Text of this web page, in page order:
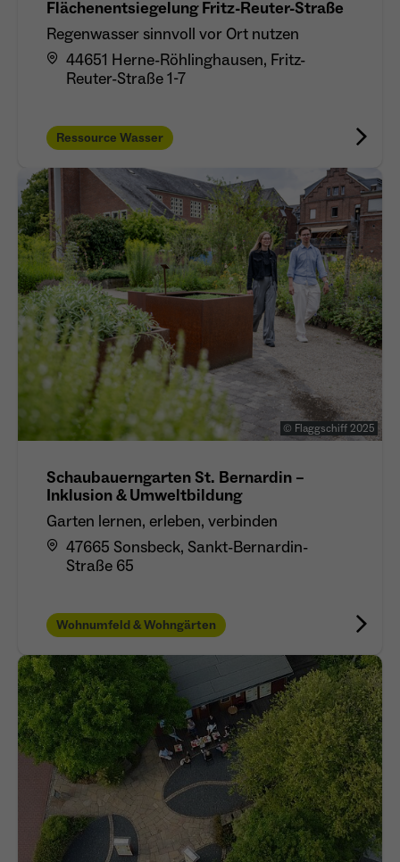
Flächenentsiegelung Fritz-Reuter-Straße
Regenwasser sinnvoll vor Ort nutzen
44651 Herne-Röhlinghausen, Fritz-
Reuter-Straße 1-7
Ressource Wasser
© Flaggschiff 2025
Schaubauerngarten St. Bernardin –
Inklusion & Umweltbildung
Garten lernen, erleben, verbinden
47665 Sonsbeck, Sankt-Bernardin-
Straße 65
Wohnumfeld & Wohngärten